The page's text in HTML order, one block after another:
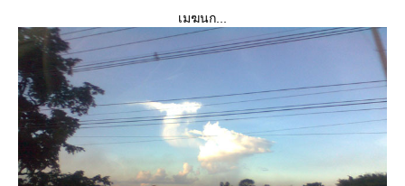
เมฆนก...